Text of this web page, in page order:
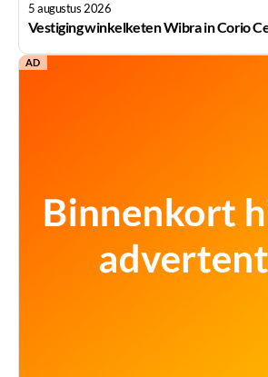
5 augustus 2026
Vestiging winkelketen Wibra in Corio
AD